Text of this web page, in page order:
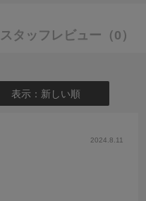
スタッフレビュー （0）
表示：新しい順
2024.8.11